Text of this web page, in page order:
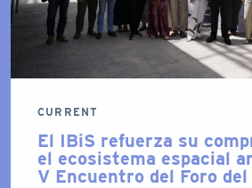
CURRENT
El IBiS refuerza su
el ecosistema espacial
V Encuentro del Foro del